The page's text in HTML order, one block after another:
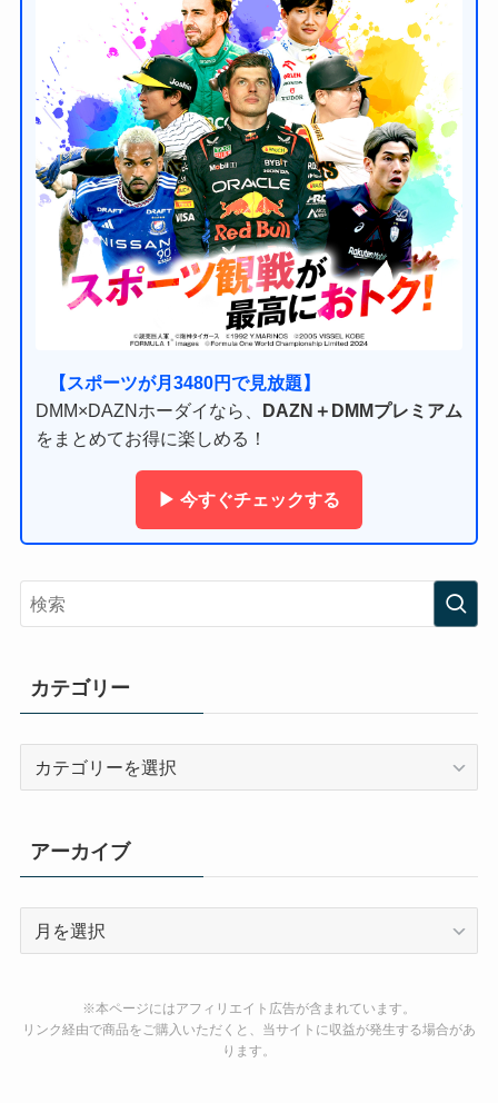
【スポーツが月3480円で見放題】
DMM×DAZNホーダイなら、
DAZN＋DMMプレミアム
をまとめてお得に楽しめる！
▶ 今すぐチェックする
カテゴリー
リ
ー
アーカイブ
ブ
※本ページにはアフィリエイト広告が含まれています。
リンク経由で商品をご購入いただくと、当サイトに収益が発生する場合があ
ります。